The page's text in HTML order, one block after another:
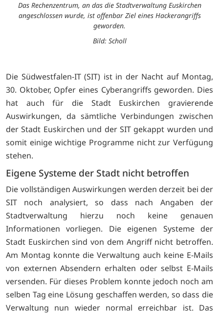
Das Rechenzentrum, an das die Stadtverwaltung Euskirchen
angeschlossen wurde, ist offenbar Ziel eines Hackerangriffs
geworden.
Bild: Scholl
Die Südwestfalen-IT (SIT) ist in der Nacht auf Montag,
30. Oktober, Opfer eines Cyberangriffs geworden. Dies
hat auch für die Stadt Euskirchen gravierende
Auswirkungen, da sämtliche Verbindungen zwischen
der Stadt Euskirchen und der SIT gekappt wurden und
somit einige wichtige Programme nicht zur Verfügung
stehen.
Eigene Systeme der Stadt nicht betroffen
Die vollständigen Auswirkungen werden derzeit bei der
SIT noch analysiert, so dass nach Angaben der
Stadtverwaltung hierzu noch keine genauen
Informationen vorliegen. Die eigenen Systeme der
Stadt Euskirchen sind von dem Angriff nicht betroffen.
Am Montag konnte die Verwaltung auch keine E-Mails
von externen Absendern erhalten oder selbst E-Mails
versenden. Für dieses Problem konnte jedoch noch am
selben Tag eine Lösung geschaffen werden, so dass die
Verwaltung nun wieder normal erreichbar ist. Das